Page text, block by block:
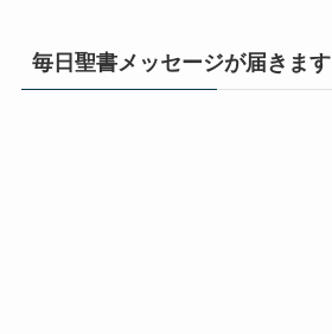
毎日聖書メッセージが届きます